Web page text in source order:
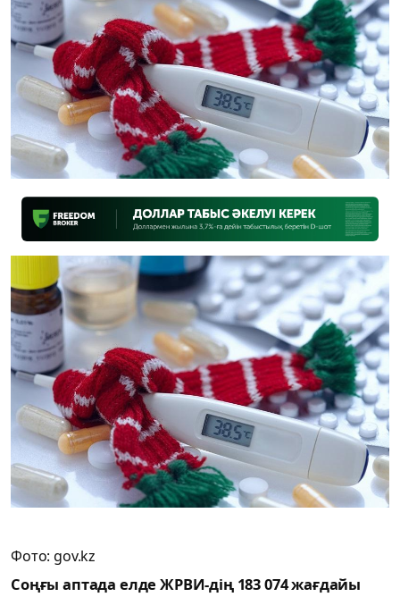
Фото: gov.kz
Соңғы аптада елде ЖРВИ-дің 183 074 жағдайы